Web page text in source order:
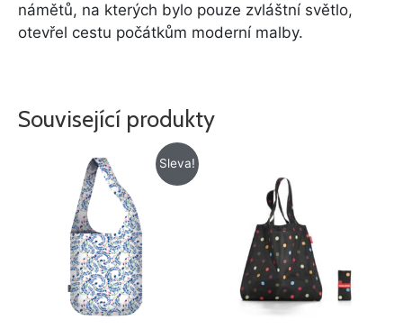
námětů, na kterých bylo pouze zvláštní světlo,
otevřel cestu počátkům moderní malby.
Související produkty
Sleva!
Původní
cena
byla:
218 Kč.
Aktuální
cena
je:
128 Kč.